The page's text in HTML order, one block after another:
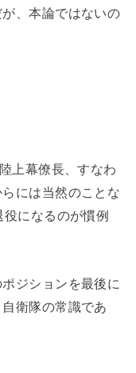
、本論ではないの
上幕僚長、すなわ
には当然のことな
になるのが慣例
ジションを最後に
衛隊の常識であ